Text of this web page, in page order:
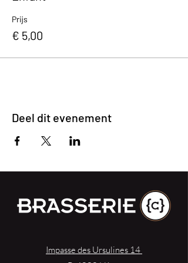
Prijs
€ 5,00
Deel dit evenement
Impasse des Ursulines 14